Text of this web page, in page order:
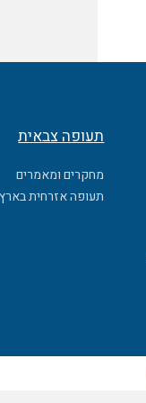
תעופה צבאית
מחקרים ומאמרים
תעופה אזרחית